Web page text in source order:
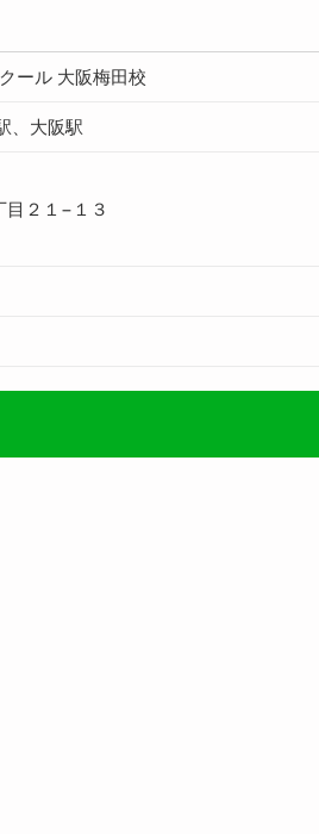
ール 大阪梅田校
、大阪駅
目２１−１３